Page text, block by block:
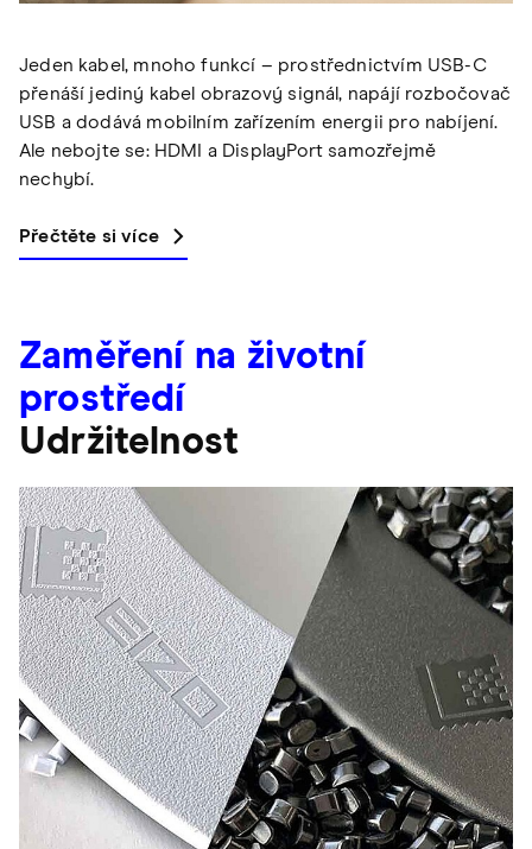
Jeden kabel, mnoho funkcí – prostřednictvím USB-C
přenáší jediný kabel obrazový signál, napájí rozbočovač
USB a dodává mobilním zařízením energii pro nabíjení.
Ale nebojte se: HDMI a DisplayPort samozřejmě
nechybí.
Přečtěte si více
Zaměření na životní
prostředí
Udržitelnost